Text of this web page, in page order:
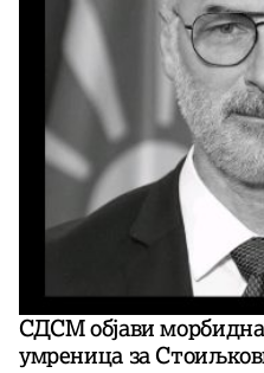
СДСМ објави
умреница за